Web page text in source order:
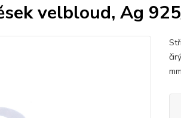
velbloud, Ag